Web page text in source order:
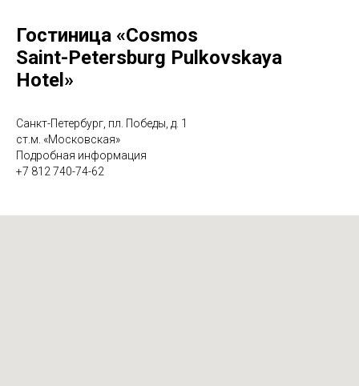
Гостиница «Cosmos
Saint-Petersburg Pulkovskaya
Hotel»
Санкт-Петербург, пл. Победы, д. 1
ст.м. «Московская»
Подробная информация
+7 812 740-74-62